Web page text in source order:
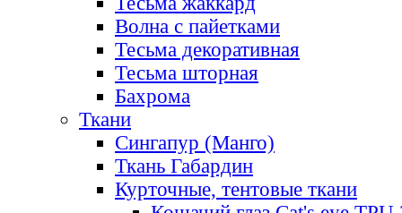
Волна с пайетками
Тесьма декоративная
Тесьма шторная
Бахрома
Ткани
Сингапур (Манго)
Ткань Габардин
Курточные, тентовые ткани